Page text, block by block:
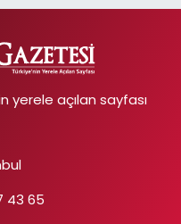
yerele açılan sayfası
43 65